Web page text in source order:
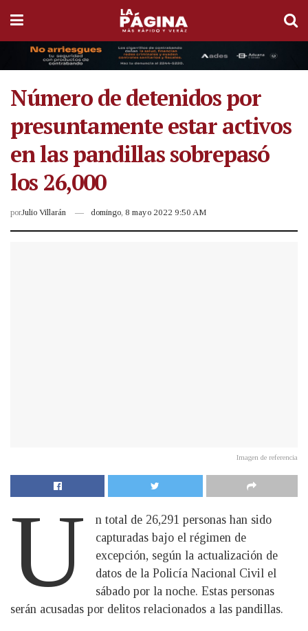
Número de detenidos por
presuntamente estar activos
en las pandillas sobrepasó
los 26,000
porJulio Villarán domingo, 8 mayo 2022 9:50 AM
Imagen de referencia
U
n total de 26,291 personas han sido
capturadas bajo el régimen de
excepción, según la actualización de
datos de la Policía Nacional Civil el
sábado por la noche. Estas personas
serán acusadas por delitos relacionados a las pandillas.